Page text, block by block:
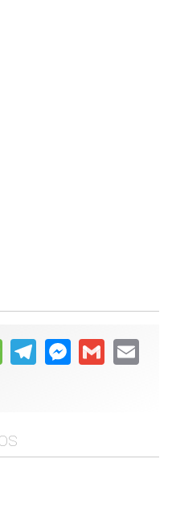
MessageTelegramMessenger
Gmail Email